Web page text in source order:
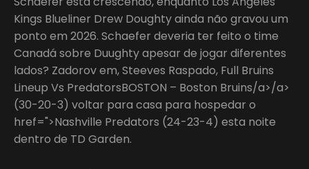
Kings Blueliner Drew Doughty ainda não gravou um
ponto em 2026. Schaefer deveria ter feito o time
Canadá sobre Duughty apesar de jogar diferentes
lados? Zadorov em, Steeves Raspado, Full Bruins
Lineup Vs PredatorsBOSTON – Boston Bruins/a>/a>
(30-20-3) voltar para casa para hospedar o
href=">Nashville Predators (24-23-4) esta noite
dentro de TD Garden.